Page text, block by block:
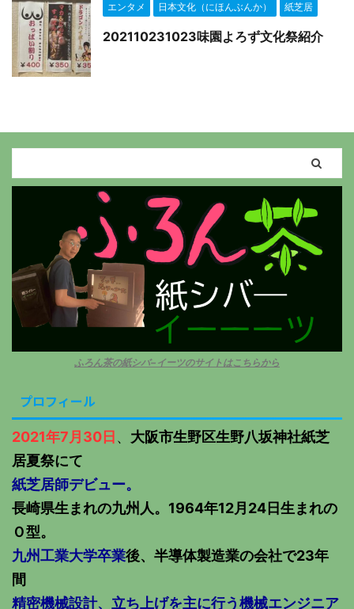
エンタメ 日本文化（にほんぶんか） 紙芝居
202110231023味園よろず文化祭紹介
ふろん茶の紙シバ−イーツのサイトはこちらから
プロフィール
2021年7月30日 、 大阪市生野区生野八坂神社紙芝
居夏祭にて
紙芝居師デビュー。
長崎県生まれの九州人。1964年12月24日生まれの
Ｏ型。
九州工業大学卒業後、半導体製造業の会社で23年
間
精密機械設計、立ち上げを主に行う機械エンジニア